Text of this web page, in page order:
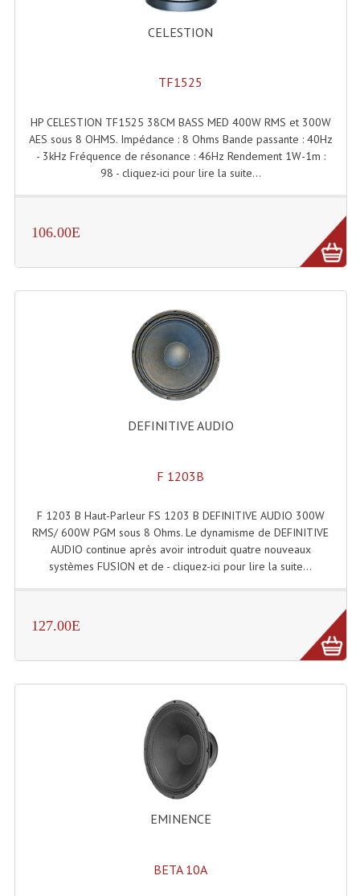
CELESTION
TF1525
HP CELESTION TF1525 38CM BASS MED 400W RMS et 300W
AES sous 8 OHMS. Impédance : 8 Ohms Bande passante : 40Hz
- 3kHz Fréquence de résonance : 46Hz Rendement 1W-1m :
98 - cliquez-ici pour lire la suite...
106.00E
DEFINITIVE AUDIO
F 1203B
F 1203 B Haut-Parleur FS 1203 B DEFINITIVE AUDIO 300W
RMS/ 600W PGM sous 8 Ohms. Le dynamisme de DEFINITIVE
AUDIO continue après avoir introduit quatre nouveaux
systèmes FUSION et de - cliquez-ici pour lire la suite...
127.00E
EMINENCE
BETA 10A